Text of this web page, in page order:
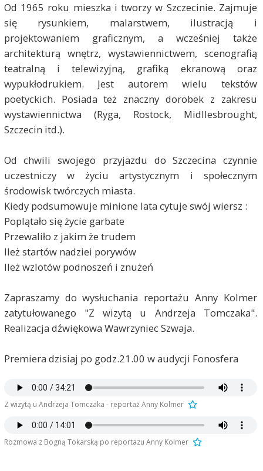
Od 1965 roku mieszka i tworzy w Szczecinie. Zajmuje
się rysunkiem, malarstwem, ilustracją i
projektowaniem graficznym, a wcześniej także
architekturą wnętrz, wystawiennictwem, scenografią
teatralną i telewizyjną, grafiką ekranową oraz
wypukłodrukiem. Jest autorem wielu tekstów
poetyckich. Posiada też znaczny dorobek z zakresu
wystawiennictwa (Ryga, Rostock, Midllesbrought,
Szczecin itd.).
Od chwili swojego przyjazdu do Szczecina czynnie
uczestniczy w życiu artystycznym i społecznym
środowisk twórczych miasta.
Kiedy podsumowuje minione lata cytuje swój wiersz :
Poplątało się życie garbate
Przewaliło z jakim że trudem
Ileż startów nadziei porywów
Ileż wzlotów podnoszeń i znużeń
Zapraszamy do wysłuchania reportażu Anny Kolmer
zatytułowanego "Z wizytą u Andrzeja Tomczaka".
Realizacja dźwiękowa Wawrzyniec Szwaja.
Premiera dzisiaj po godz.21.00 w audycji Fonosfera
Z wizytą u Andrzeja Tomczaka - reportaż Anny Kolmer
Rozmowa z Bogną Tokarską po reportazu Anny Kolmer